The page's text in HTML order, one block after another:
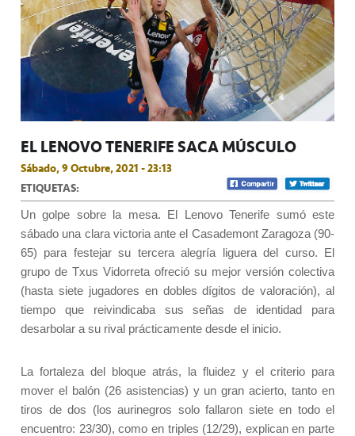
EL LENOVO TENERIFE SACA MÚSCULO
Sábado, 9 Octubre, 2021 - 23:13
ETIQUETAS:
Un golpe sobre la mesa. El Lenovo Tenerife sumó este
sábado una clara victoria ante el Casademont Zaragoza (90-
65) para festejar su tercera alegría liguera del curso. El
grupo de Txus Vidorreta ofreció su mejor versión colectiva
(hasta siete jugadores en dobles dígitos de valoración), al
tiempo que reivindicaba sus señas de identidad para
desarbolar a su rival prácticamente desde el inicio.
La fortaleza del bloque atrás, la fluidez y el criterio para
mover el balón (26 asistencias) y un gran acierto, tanto en
tiros de dos (los aurinegros solo fallaron siete en todo el
encuentro: 23/30), como en triples (12/29), explican en parte